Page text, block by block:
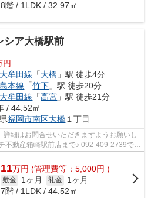
8階 / 1LDK / 32.97㎡
シア大橋駅前
円
牟田線 「大橋 」駅 徒歩4分
本線 「竹下 」駅 徒歩20分
牟田線 「高宮 」駅 徒歩21分
/ 44.52㎡
福岡市南区大橋 １丁目
詳細はお問合せいただきますようお願いし
不動産箱崎駅前店まで♪ 092-409-2739で
！♪
11万円 (管理費等：5,000円 )
敷金 1ヶ月 礼金
1ヶ月
7階 / 1LDK / 44.52㎡